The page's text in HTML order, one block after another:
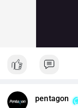
pentagon